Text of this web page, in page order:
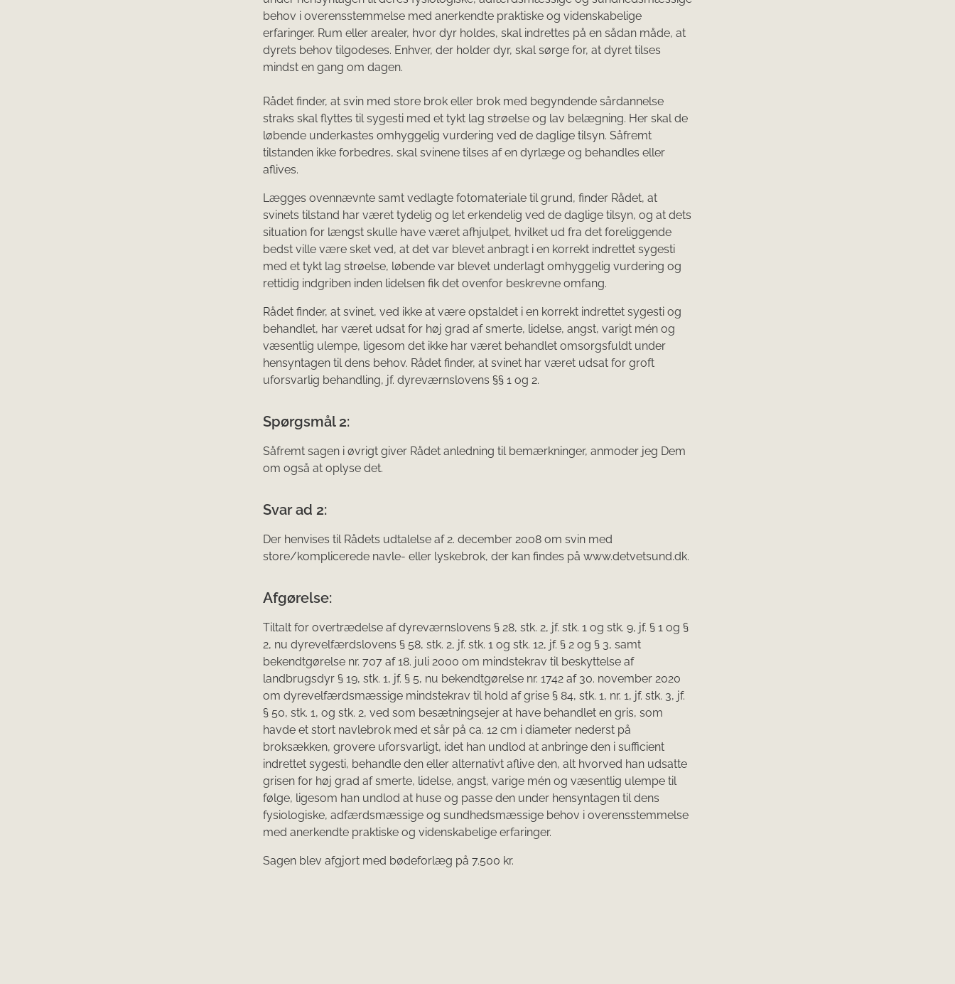
behov i overensstemmelse med anerkendte praktiske og videnskabelige
erfaringer. Rum eller arealer, hvor dyr holdes, skal indrettes på en sådan måde, at
dyrets behov tilgodeses. Enhver, der holder dyr, skal sørge for, at dyret tilses
mindst en gang om dagen.
Rådet finder, at svin med store brok eller brok med begyndende sårdannelse
straks skal flyttes til sygesti med et tykt lag strøelse og lav belægning. Her skal de
løbende underkastes omhyggelig vurdering ved de daglige tilsyn. Såfremt
tilstanden ikke forbedres, skal svinene tilses af en dyrlæge og behandles eller
aflives.
Lægges ovennævnte samt vedlagte fotomateriale til grund, finder Rådet, at
svinets tilstand har været tydelig og let erkendelig ved de daglige tilsyn, og at dets
situation for længst skulle have været afhjulpet, hvilket ud fra det foreliggende
bedst ville være sket ved, at det var blevet anbragt i en korrekt indrettet sygesti
med et tykt lag strøelse, løbende var blevet underlagt omhyggelig vurdering og
rettidig indgriben inden lidelsen fik det ovenfor beskrevne omfang.
Rådet finder, at svinet, ved ikke at være opstaldet i en korrekt indrettet sygesti og
behandlet, har været udsat for høj grad af smerte, lidelse, angst, varigt mén og
væsentlig ulempe, ligesom det ikke har været behandlet omsorgsfuldt under
hensyntagen til dens behov. Rådet finder, at svinet har været udsat for groft
uforsvarlig behandling, jf. dyreværnslovens §§ 1 og 2.
Spørgsmål 2:
Såfremt sagen i øvrigt giver Rådet anledning til bemærkninger, anmoder jeg Dem
om også at oplyse det.
Svar ad 2:
Der henvises til Rådets udtalelse af 2. december 2008 om svin med
store/komplicerede navle- eller lyskebrok, der kan findes på www.detvetsund.dk.
Afgørelse:
Tiltalt for overtrædelse af dyreværnslovens § 28, stk. 2, jf. stk. 1 og stk. 9, jf. § 1 og §
2, nu dyrevelfærdslovens § 58, stk. 2, jf. stk. 1 og stk. 12, jf. § 2 og § 3, samt
bekendtgørelse nr. 707 af 18. juli 2000 om mindstekrav til beskyttelse af
landbrugsdyr § 19, stk. 1, jf. § 5, nu bekendtgørelse nr. 1742 af 30. november 2020
om dyrevelfærdsmæssige mindstekrav til hold af grise § 84, stk. 1, nr. 1, jf. stk. 3, jf.
§ 50, stk. 1, og stk. 2, ved som besætningsejer at have behandlet en gris, som
havde et stort navlebrok med et sår på ca. 12 cm i diameter nederst på
broksækken, grovere uforsvarligt, idet han undlod at anbringe den i sufficient
indrettet sygesti, behandle den eller alternativt aflive den, alt hvorved han udsatte
grisen for høj grad af smerte, lidelse, angst, varige mén og væsentlig ulempe til
følge, ligesom han undlod at huse og passe den under hensyntagen til dens
fysiologiske, adfærdsmæssige og sundhedsmæssige behov i overensstemmelse
med anerkendte praktiske og videnskabelige erfaringer.
Sagen blev afgjort med bødeforlæg på 7.500 kr.